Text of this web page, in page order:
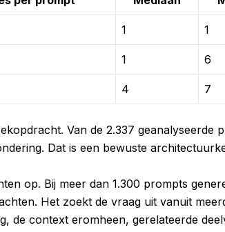
1 1
1 6
4 7
Van de 2.337 geanalyseerde
Dat is een bewuste
op. Bij meer dan 1.300 prompts
Het zoekt de vraag uit vanuit
de context eromheen, gerelateerde